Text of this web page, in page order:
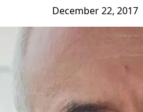
December 22, 2017